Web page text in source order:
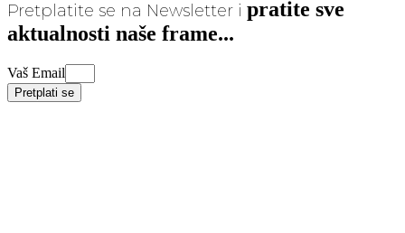
Pretplatite se na Newsletter i pratite sve
aktualnosti naše frame...
Vaš Email
Pretplati se